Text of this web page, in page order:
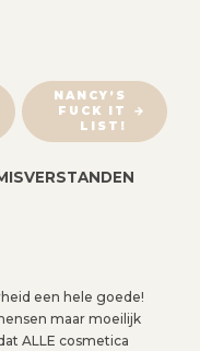
NANCY’S
FUCK IT
LIST!
een hele goede!
maar moeilijk
ALLE cosmetica